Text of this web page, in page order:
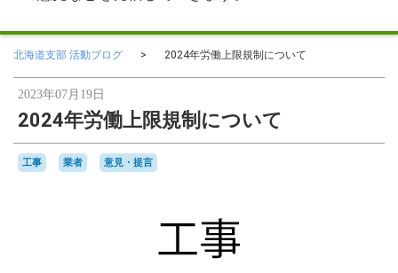
北海道支部 活動ブログ 2024年労働上限規制について
2023年07月19日
2024年労働上限規制について
工事 業者 意見・提言